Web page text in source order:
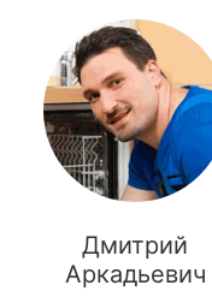
Рябово
Свирьстрой
Сиверский
Синявино
Советский
Дмитрий
Аркадьевич